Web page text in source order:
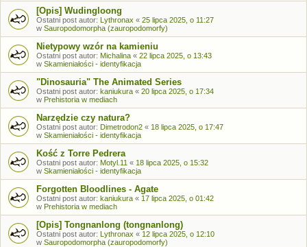
[Opis] Wudingloong
Ostatni post autor: Lythronax « 25 lipca 2025, o 11:27
w Sauropodomorpha (zauropodomorfy)
Nietypowy wzór na kamieniu
Ostatni post autor: Michalina « 22 lipca 2025, o 13:43
w Skamieniałości - identyfikacja
"Dinosauria" The Animated Series
Ostatni post autor: kaniukura « 20 lipca 2025, o 17:34
w Prehistoria w mediach
Narzędzie czy natura?
Ostatni post autor: Dimetrodon2 « 18 lipca 2025, o 17:47
w Skamieniałości - identyfikacja
Kość z Torre Pedrera
Ostatni post autor: Motyl.11 « 18 lipca 2025, o 15:32
w Skamieniałości - identyfikacja
Forgotten Bloodlines - Agate
Ostatni post autor: kaniukura « 17 lipca 2025, o 01:42
w Prehistoria w mediach
[Opis] Tongnanlong (tongnanlong)
Ostatni post autor: Lythronax « 12 lipca 2025, o 12:10
w Sauropodomorpha (zauropodomorfy)